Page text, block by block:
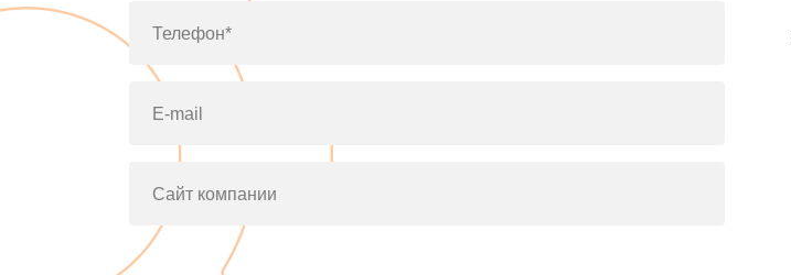
Телефон*
E-mail
Сайт компании